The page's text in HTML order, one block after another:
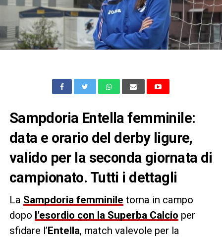
Sampdoria Entella femminile:
data e orario del derby ligure,
valido per la seconda giornata di
campionato. Tutti i dettagli
La Sampdoria femminile torna in campo
dopo l’esordio con la Superba Calcio per
sfidare l’Entella, match valevole per la